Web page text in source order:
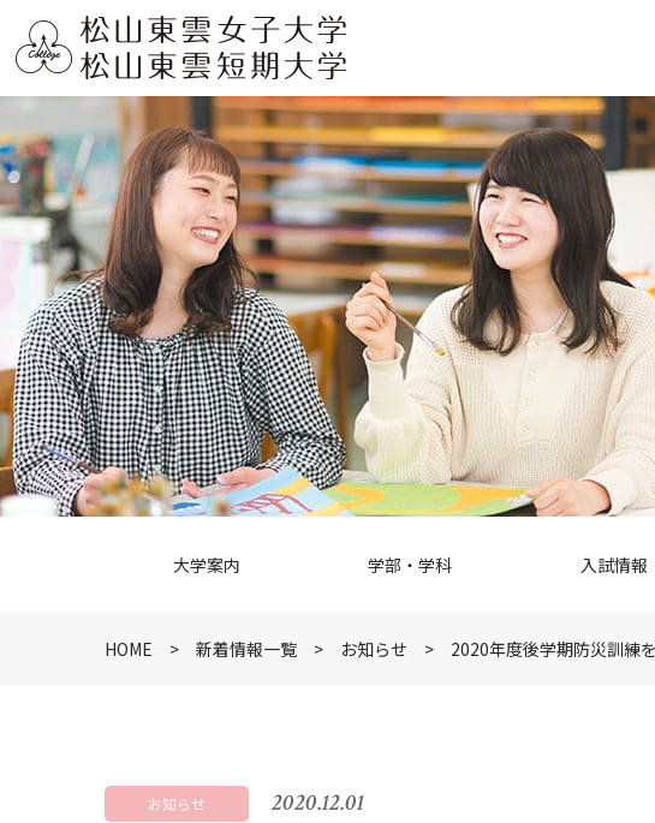
大学案内 学部・学科 入試情報
HOME 新着情報一覧 お知らせ 2020年度後学期防災訓練
お知らせ 2020.12.01